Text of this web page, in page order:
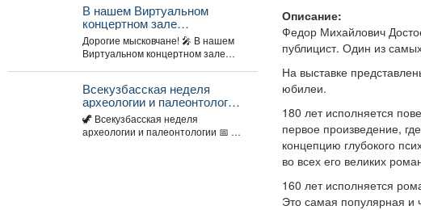
Описание:
Федор Михайлович
публицист. Один из
На выставке
юбилеи.
180 лет исполняется
первое произведение,
концепцию глубокого
во всех его великих
160 лет исполняется
Это самая популярная и
В нашем Виртуальном
концертном зале
открывается программа
трансляция концерта-
караоке «Споём любимое и
родное»!
Дорогие мысковчане! 🎤 В нашем
Виртуальном концертном зале
«Споём любимое...
Всекузбасская неделя
археологии и палеонтологии
С 10 по 16 августа 2026 года
в музеях Кузбасса пройдет
Неделя археологии и
🦖 Всекузбасская неделя
археологии и палеонтологии 📅 С